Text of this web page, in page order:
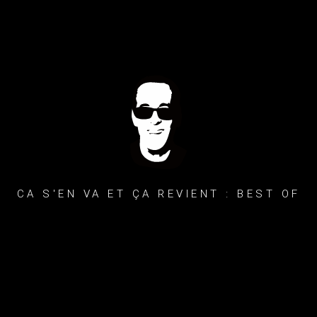
CA S'EN VA ET ÇA REVIENT : BEST OF